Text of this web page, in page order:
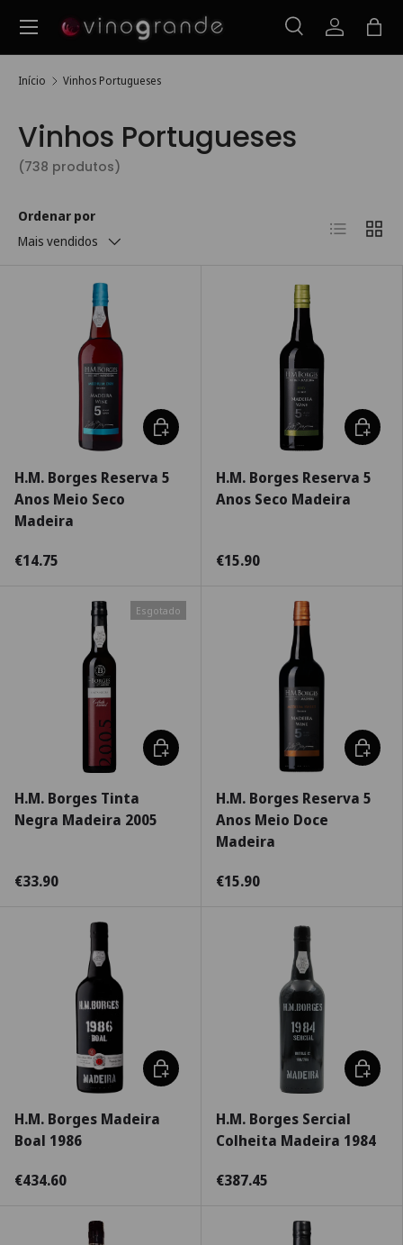
Ir para o conteúdo
Pesquisar
PesquisarIniciarSaco
Menu
Início Vinhos Portugueses
Vinhos Portugueses
(738 produtos)
Ordenar por
Mais vendidos
Lista
H.M. Borges Reserva 5
Anos Meio Seco
Madeira
€14.75
Adicionar ao carrinho
H.M. Borges Reserva 5
Anos Seco Madeira
€15.90
Esgotado
H.M. Borges Tinta
Negra Madeira 2005
€33.90
Escolha as opções
H.M. Borges Reserva 5
Anos Meio Doce
Madeira
€15.90
H.M. Borges Madeira
Boal 1986
€434.60
Adicionar ao carrinho
H.M. Borges Sercial
Colheita Madeira 1984
€387.45